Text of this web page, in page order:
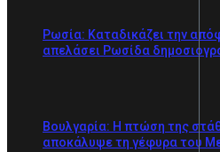
Ρωσία: Καταδικάζει την
απελάσει Ρωσίδα
Βουλγαρία: Η πτώση της
αποκάλυψε τη γέφυρα του